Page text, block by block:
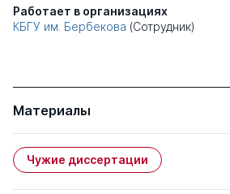
Работает в организациях
КБГУ им. Бербекова (Сотрудник)
Материалы
Чужие диссертации